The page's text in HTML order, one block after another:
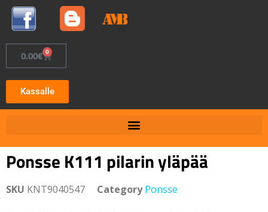
0.00€ 0
Kassalle
Ponsse K111 pilarin yläpää
SKU KNT9040547 Category Ponsse